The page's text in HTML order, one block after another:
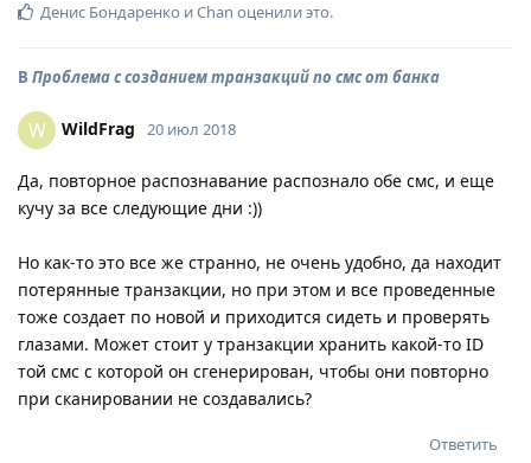
Денис Бондаренко иChan оценили это.
В Проблема с созданием транзакций по смс от банка
W WildFrag 20 июл 2018
Да, повторное распознавание распознало обе смс, и еще
кучу за все следующие дни :))
Но как-то это все же странно, не очень удобно, да находит
потерянные транзакции, но при этом и все проведенные
тоже создает по новой и приходится сидеть и проверять
глазами. Может стоит у транзакции хранить какой-то ID
той смс с которой он сгенерирован, чтобы они повторно
при сканировании не создавались?
Ответить